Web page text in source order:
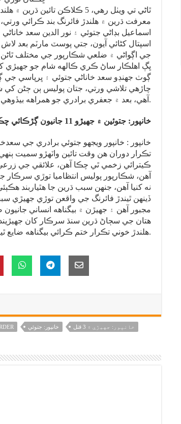
ٿاڻي تي ويٺل رهي، 5 ڪلاڪن
معرفت ڌرين ۾ هلندڙ فائرنگ بند ڪرائي ورتي،
اسماعيل بڊاڻي جتوئي ۽ نور الدين سعد
اسپتال کڻائي آيون، جتي پوسٽ مارٽم بعد
ڀڳ اهلڪار ساڻ ڪري ڪالهه شام جو جھيڙي
ڳوٺ جھنڊو سعد خاناڻي جتوئي ۽ ڀرپاسي
چاڙهي تلاشي ورتي، جتان پوليس ٻن ڄڻن
آهي، بعد ۾ جعفري برادري جو همراهه بيڏوهي هجڻ ڪري کيس آزاد ڪيو ويو آهي.
خانپور: جتوئين ۾ جهيڙو 11 جانيون ڳڙڪائي چڪو آهي
خانپور : خانپور ويجھو جتوئي برادري جي
ڪيترائي زخمي ٿي چڪا آهن، علائقي جي
آهن، شڪارپور پوليس انتظاميا توڙي سرڪار
نه کنيا آهن، جنهن سبب ڌرين جا هٿياربند
ڏينهن ٿيندڙ فائرنگ جي واقعن توڙي جھيڙي
مجبور آهن ۽ جھيڙن ۾ بيگناهه انساني
هتان جي سڄاڻ ڌرين سنڌ سرڪار کان
هلندڙ خوني تڪرار ختم ڪرائي بيگناهه ضايع ٿيندڙ انساني جانيون بچائڻ جي گھر ڪئي آهي.
خانپور: جتوئي خانپور: جهيڙي ۾ 3 قتل